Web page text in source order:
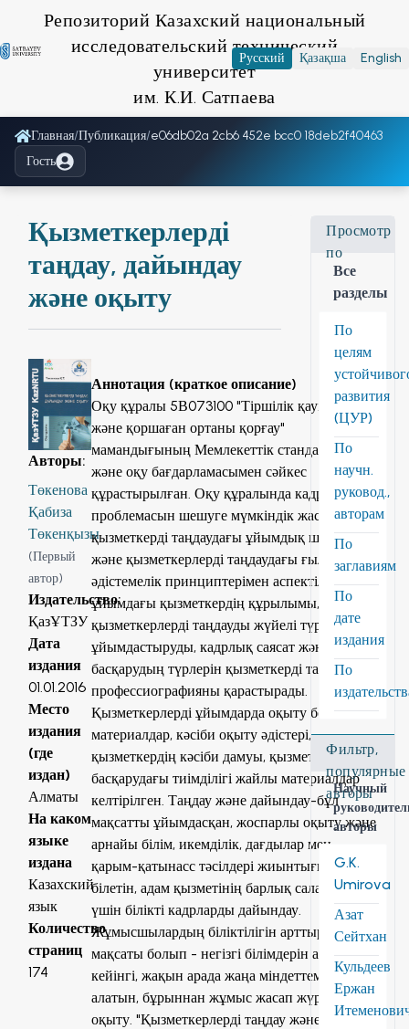
Репозиторий Казахский национальный
исследовательский технический
университет
им. К.И. Сатпаева
Русский Қазақша English
Главная/Публикация/e06db02a 2cb6 452e bcc0 18deb2f40463
Гость
Қызметкерлерді
таңдау, дайындау
және оқыту
Авторы:
Төкенова
Қабиза
Төкенқызы
(Первый
автор)
Издательство:
ҚазҰТЗУ
Дата
издания
01.01.2016
Место
издания
(где
издан)
Алматы
На каком
языке
издана
Казахский
язык
Количество
страниц
174
Аннотация (краткое описание)
Оқу құралы 5В073100 "Тіршілік қауіпсіздігі
және қоршаған ортаны қорғау"
мамандығының Мемлекеттік стандартымен
және оқу бағдарламасымен сәйкес
құрастырылған. Оқу құралында кадр
проблемасын шешуге мүмкіндік жасайтын,
қызметкерді таңдаудағы ұйымдық шаралары
және қызметкерлерді таңдаудағы ғылыми-
әдістемелік принциптерімен аспектілері,
ұйымдағы қызметкердің құрылымы,
қызметкерлерді таңдауды жүйелі түрде
ұйымдастыруды, кадрлық саясат және
басқарудың түрлерін қызметкерді таңдаудағы
профессиографияны қарастырады.
Қызметкерлерді ұйымдарда оқыту бойынша
материалдар, кәсіби оқыту әдістері,
қызметкердің кәсіби дамуы, қызметкердің
басқарудағы тиімділігі жайлы материалдар
келтірілген. Таңдау және дайындау-бұл
мақсатты ұйымдасқан, жоспарлы оқыту және
арнайы білім, икемділік, дағдылар мен
қарым-қатынасс тәсілдері жиынтығын
білетін, адам қызметінің барлық салалары
үшін білікті кадрларды дайындау.
Жұмысшылардың біліктілігін арттыру
мақсаты болып - негізгі білімдерін алғаннан
кейінгі, жақын арада жаңа міндеттемелер
алатын, бұрыннан жұмыс жасап жүргендерді
оқыту. "Қызметкерлерді таңдау және кәсіби
Просмотр
по
Все
разделы
По
целям
развития
(ЦУР)
По
научн.
руковод.,
авторам
По
заглавиям
По
дате
издания
По
Фильтр,
популярные
авторы
Научный
авторы
G.K.
Umirova
Азат
Сейтхан
Кульдеев
Ержан